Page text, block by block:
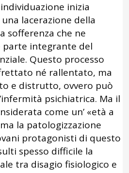
inizia
lacerazione della
sofferenza che ne
parte integrante del
Questo processo
né rallentato, ma
e distrutto, ovvero può
psichiatrica. Ma il
come un’ «età a
la patologizzazione
protagonisti di questo
spesso difficile la
tra disagio fisiologico e